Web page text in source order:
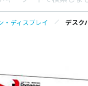
・ディスプレイ デスク